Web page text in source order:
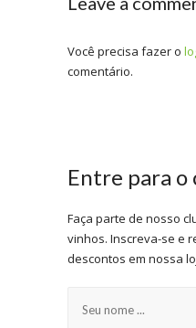
Você precisa fazer o
comentário.
Entre para o
Faça parte de nosso
vinhos. Inscreva-se e
descontos em nossa